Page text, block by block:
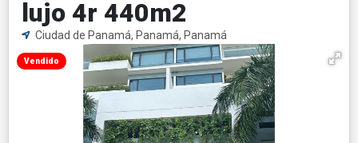
lujo 4r 440m2
Ciudad de Panamá, Panamá, Panamá
Vendido